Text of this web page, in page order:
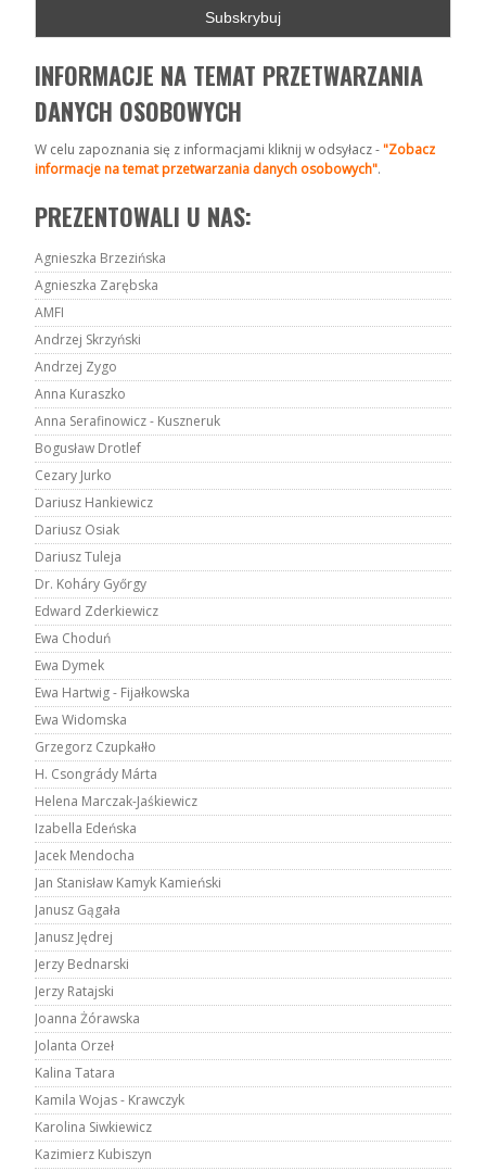
INFORMACJE NA TEMAT PRZETWARZANIA
DANYCH OSOBOWYCH
W celu zapoznania się z informacjami kliknij w odsyłacz -"Zobacz
informacje na temat przetwarzania danych osobowych".
PREZENTOWALI U NAS:
Agnieszka Brzezińska
Agnieszka Zarębska
AMFI
Andrzej Skrzyński
Andrzej Zygo
Anna Kuraszko
Anna Serafinowicz - Kuszneruk
Bogusław Drotlef
Cezary Jurko
Dariusz Hankiewicz
Dariusz Osiak
Dariusz Tuleja
Dr. Koháry Győrgy
Edward Zderkiewicz
Ewa Choduń
Ewa Dymek
Ewa Hartwig - Fijałkowska
Ewa Widomska
Grzegorz Czupkałło
H. Csongrády Márta
Helena Marczak-Jaśkiewicz
Izabella Edeńska
Jacek Mendocha
Jan Stanisław Kamyk Kamieński
Janusz Gągała
Janusz Jędrej
Jerzy Bednarski
Jerzy Ratajski
Joanna Żórawska
Jolanta Orzeł
Kalina Tatara
Kamila Wojas - Krawczyk
Karolina Siwkiewicz
Kazimierz Kubiszyn